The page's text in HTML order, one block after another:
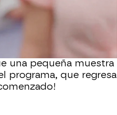
. La coreografía
ha colaborado
a aportar su sello
una pequeña muestra
programa, que regresa